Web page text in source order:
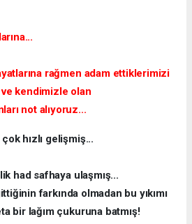
rağmen adam ettiklerimizi
kendimizle olan
not alıyoruz...
hızlı gelişmiş...
had safhaya ulaşmış...
farkında olmadan bu yıkımı
bir lağım çukuruna batmış!